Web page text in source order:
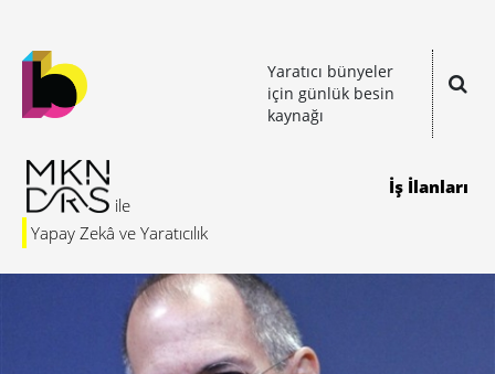
Yaratıcı bünyeler
için günlük besin
kaynağı
Yapay Zekâ ve Yaratıcılık
İş İlanları